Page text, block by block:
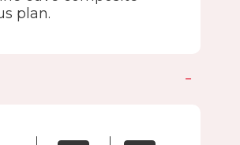
plan.